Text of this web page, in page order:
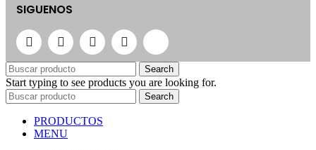
SIGUENOS
Search
Start typing to see products you are looking for.
Search
PRODUCTOS
MENU